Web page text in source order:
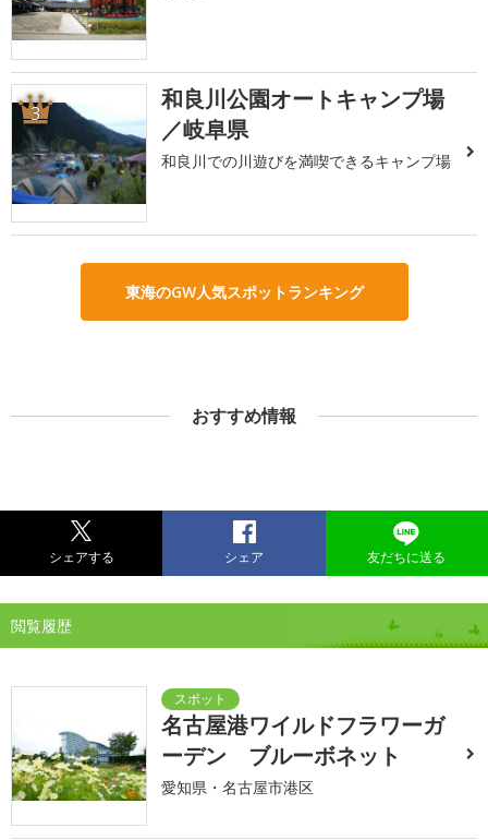
3
和良川公園オートキャンプ場
／岐阜県
和良川での川遊びを満喫できるキャンプ場
東海のGW人気スポットランキング
おすすめ情報
シェアする シェア 友だちに送る
閲覧履歴
名古屋港ワイルドフラワーガ
ーデン ブルーボネット
愛知県・名古屋市港区